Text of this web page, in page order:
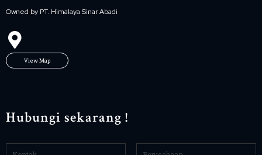
Owned by PT. Himalaya Sinar Abadi
View Map
Hubungi sekarang !